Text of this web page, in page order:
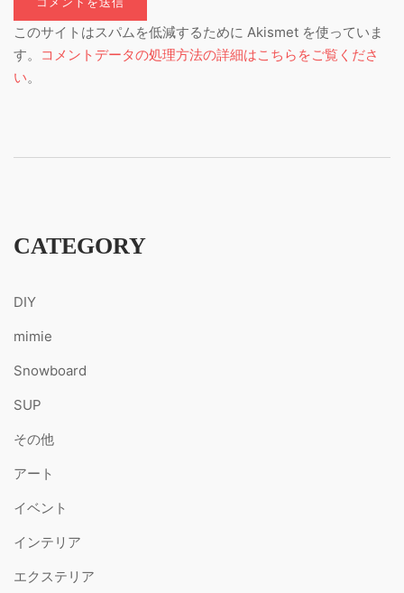
このサイトはスパムを低減するために Akismet を使っていま
す。
コメントデータの処理方法の詳細はこちらをご覧くださ
い。
CATEGORY
DIY
mimie
Snowboard
SUP
その他
アート
イベント
インテリア
エクステリア